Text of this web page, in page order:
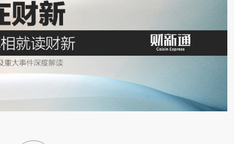
安、防灾、卫生等方面的标准和要求，并具备
列情形之一的居住房屋，不得出租：(一)属于
;(三)违反规定，改变房屋使用性质的;(四)法
情形。出租居住房屋，应当以一间原始设计为
得分隔搭建后出租，不得按照床位出租。原始
藏室等其他空间的，不得出租供人员居住。”